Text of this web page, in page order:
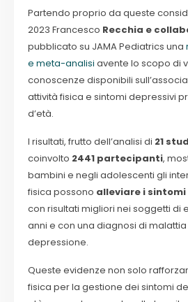
Partendo proprio da queste
2023 Francesco Recchia e
pubblicato su JAMA Pediatrics una
e meta-analisi avente lo scopo di
conoscenze disponibili
attività fisica e sintomi depressivi
d’età.
I risultati, frutto dell’analisi di 21
coinvolto 2441 partecipanti,
bambini e negli adolescenti gli
fisica possono alleviare i sintomi
con risultati migliori nei soggetti di
anni e con una diagnosi di
depressione.
Queste evidenze non solo
fisica per la gestione dei sintomi